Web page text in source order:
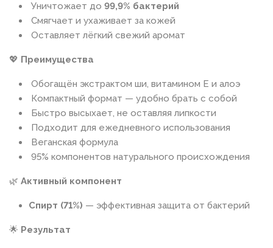
Уничтожает до 99,9% бактерий
Смягчает и ухаживает за кожей
Оставляет лёгкий свежий аромат
💖 Преимущества
Обогащён экстрактом ши, витамином Е и алоэ
Компактный формат — удобно брать с собой
Быстро высыхает, не оставляя липкости
Подходит для ежедневного использования
Веганская формула
95% компонентов натурального происхождения
🌿 Активный компонент
Спирт (71%) — эффективная защита от бактерий
🌟 Результат